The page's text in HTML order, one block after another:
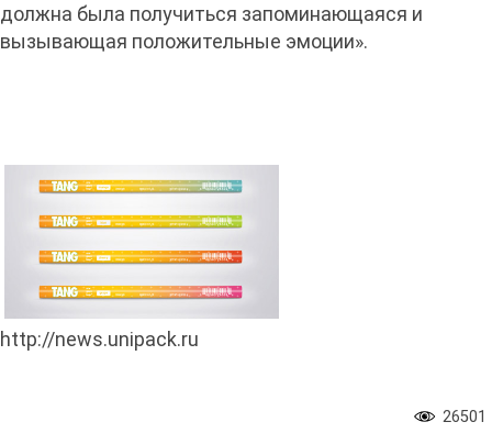
должна была получиться запоминающаяся и
вызывающая положительные эмоции».
http://news.unipack.ru
26501